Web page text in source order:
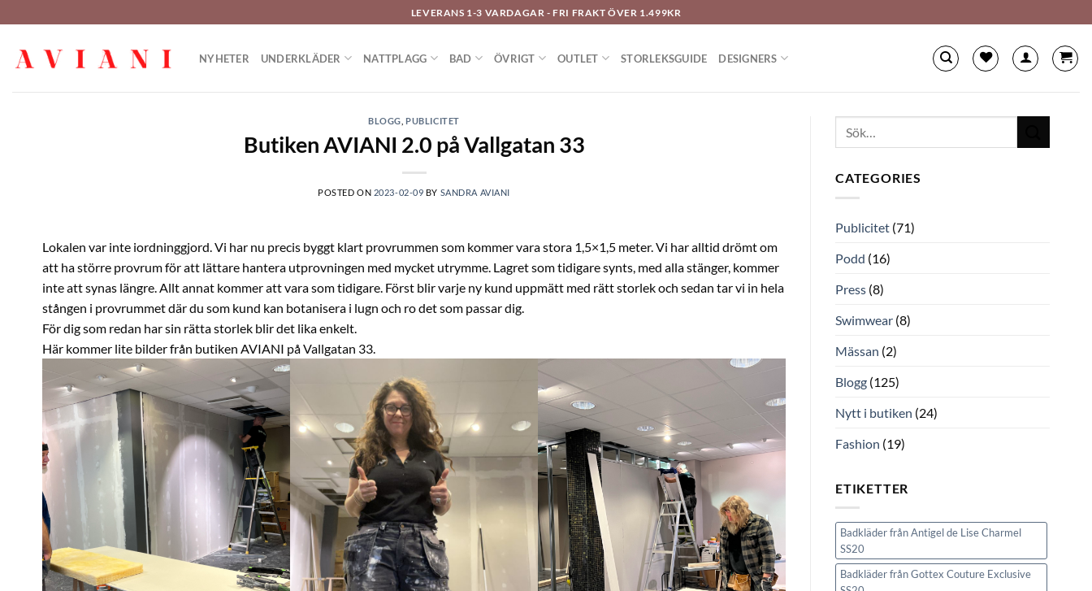
till
innehåll
LEVERANS 1-3 VARDAGAR - FRI FRAKT ÖVER 1.499KR
NYHETER UNDERKLÄDER NATTPLAGG BAD ÖVRIGT OUTLET STORLEKSGUIDE DESIGNERS
BLOGG PUBLICITET
Butiken AVIANI 2.0 på Vallgatan 33
POSTED ON 2023-02-09 BY SANDRA AVIANI
Lokalen var inte iordninggjord. Vi har nu precis byggt klart provrummen som kommer vara stora 1,5×1,5 meter. Vi har alltid drömt om
att ha större provrum för att lättare hantera utprovningen med mycket utrymme. Lagret som tidigare synts, med alla stänger, kommer
inte att synas längre. Allt annat kommer att vara som tidigare. Först blir varje ny kund uppmätt med rätt storlek och sedan tar vi in hela
stången i provrummet där du som kund kan botanisera i lugn och ro det som passar dig.
För dig som redan har sin rätta storlek blir det lika enkelt.
Här kommer lite bilder från butiken AVIANI på Vallgatan 33.
CATEGORIES
Publicitet (71)
Podd (16)
Press (8)
Swimwear (8)
Mässan (2)
Blogg (125)
Nytt i butiken (24)
Fashion (19)
ETIKETTER
Badkläder från Antigel de Lise Charmel
SS20
Badkläder från Gottex Couture Exclusive